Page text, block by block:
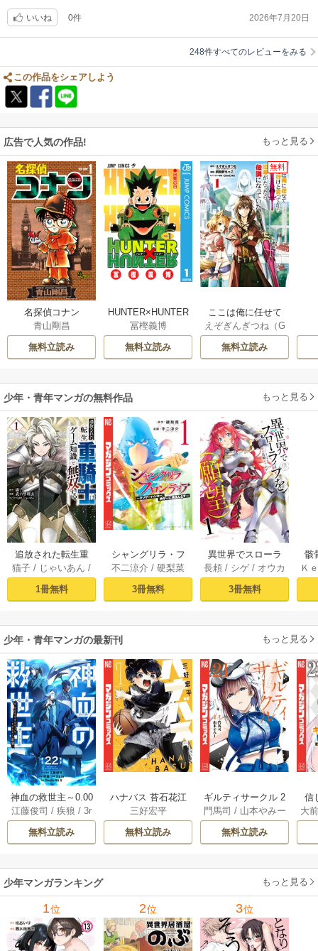
いいね 0件 2026年7月20日
248件すべてのレビューをみる
この作品をシェアしよう
広告で人気の作品! もっと見る
名探偵コナン
青山剛昌
無料立読み
HUNTER×HUNTER
モノクロ版
冨樫義博
無料立読み
無料
ここは俺に任せて
先に行けと言って
から10年がたった
ら伝説になってい
えぞぎんぎつね（G
Aノベル／SBクリ
エイティブ刊）
eCHA
無料立読み
少年・青年マンガの無料作品 もっと見る
追放された転生重
騎士はゲーム知識
で無双する（１）
猫子 / じゃいあん /
武六甲理衣
1冊無料
シャングリラ・フ
ロンティア（１）
～クソゲーハン
ター、神ゲーに挑
不二涼介 /硬梨菜
3冊無料
異世界でスローラ
イフを（願望） 1
長頼 / シゲ / オウカ
3冊無料
骸
異
Ｋ
少年・青年マンガの最新刊 もっと見る
神血の救世主～0.00
000001％を引き当
て最強へ～【電子
書籍特典付】 22巻
江藤俊司 /疾狼 /3r
Studio No.9
無料立読み
ハナバス 苔石花江
のバスケ論 7巻
三好宏平
無料立読み
ギルティサークル 2
1巻
門馬司 / 山本やみー
無料立読み
信
に
の
れ
メ
大
少年マンガランキング もっと見る
1位 2位 3位